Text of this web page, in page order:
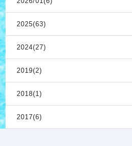
2025(63)
2024(27)
2019(2)
2018(1)
2017(6)